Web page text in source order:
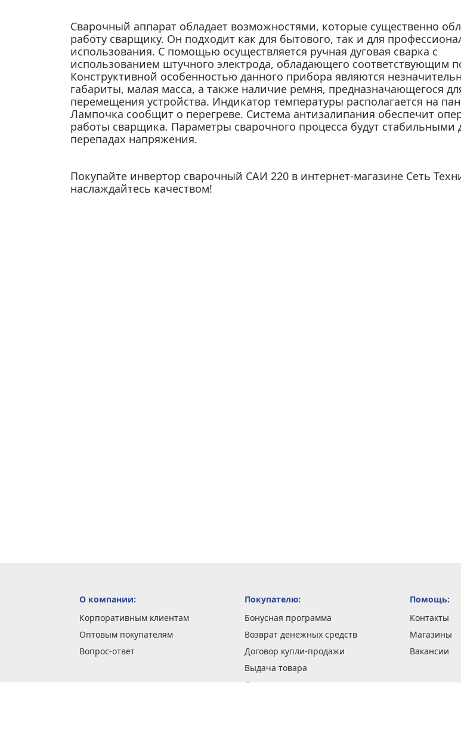
Сварочный аппарат обладает возможностями, которые существенно
работу сварщику. Он подходит как для бытового, так и для
использования. С помощью осуществляется ручная дуговая сварка с
использованием штучного электрода, обладающего соответствующим
Конструктивной особенностью данного прибора являются
габариты, малая масса, а также наличие ремня, предназначающегося
перемещения устройства. Индикатор температуры располагается на
Лампочка сообщит о перегреве. Система антизалипания обеспечит
работы сварщика. Параметры сварочного процесса будут стабильными
перепадах напряжения.
Покупайте инвертор сварочный САИ 220 в интернет-магазине Сеть
наслаждайтесь качеством!
О компании:
Корпоративным клиентам
Оптовым покупателям
Вопрос-ответ
Покупателю:
Бонусная программа
Возврат денежных средств
Договор купли-продажи
Выдача товара
Доставка заказов
Помощь:
Контакты
Магазины
Вакансии